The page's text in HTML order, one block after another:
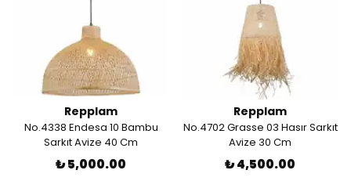
Repplam
No.4338 Endesa 10 Bambu
Sarkıt Avize 40 Cm
₺ 5,000.00
Repplam
No.4702 Grasse 03 Hasır Sarkıt
Avize 30 Cm
₺ 4,500.00